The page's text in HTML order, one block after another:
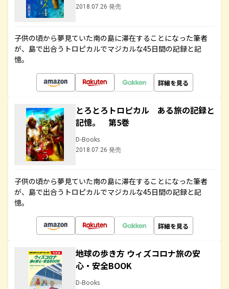
2018.07.26 発売
子供の頃から夢見ていた南の島に滞在することになった筆者
が、島で出合うトロピカルでマジカルな45日間の記録と記
憶。
詳細を見る
とろとろトロピカル ある旅の記録と
記憶。 第5巻
D-Books
2018.07.26 発売
子供の頃から夢見ていた南の島に滞在することになった筆者
が、島で出合うトロピカルでマジカルな45日間の記録と記
憶。
詳細を見る
地球の歩き方 ウィズコロナ旅の安
心・安全BOOK
D-Books